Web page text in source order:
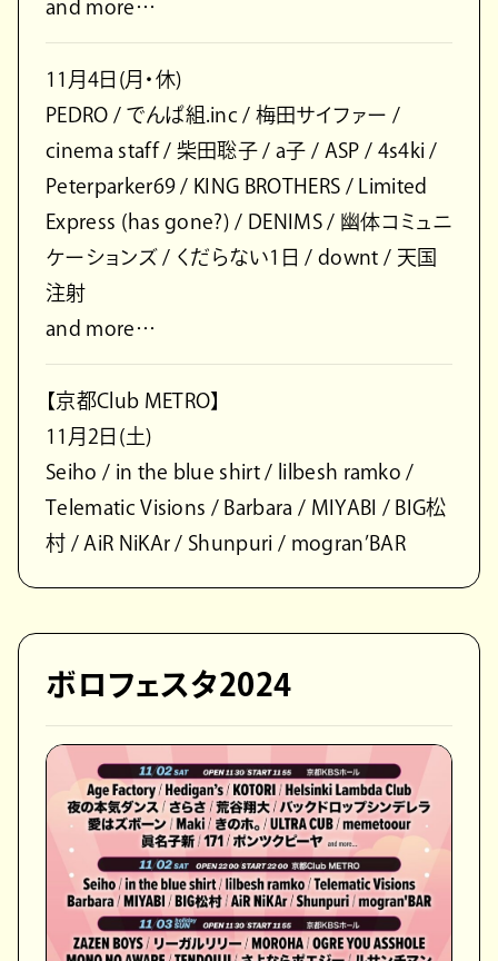
and more…
11月4日(月・休)
PEDRO / でんぱ組.inc / 梅田サイファー /
cinema staff / 柴田聡子 / a子 / ASP / 4s4ki /
Peterparker69 / KING BROTHERS / Limited
Express (has gone?) / DENIMS / 幽体コミュニ
ケーションズ / くだらない1日 / downt / 天国
注射
and more…
【京都Club METRO】
11月2日(土)
Seiho / in the blue shirt / lilbesh ramko /
Telematic Visions / Barbara / MIYABI / BIG松
村 / AiR NiKAr / Shunpuri / mogran’BAR
ボロフェスタ2024